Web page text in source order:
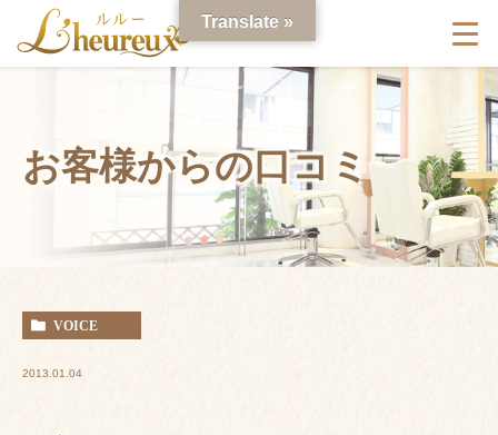
お客様からの口コミ
VOICE
2013.01.04
Translate »